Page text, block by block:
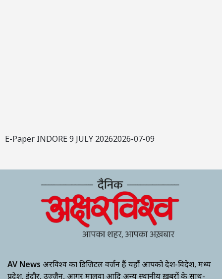
E-Paper INDORE 9 JULY 20262026-07-09
AV News अक्षरविश्व का डिजिटल वर्जन हैं यहाँ आपको देश-विदेश, मध्य
प्रदेश, इंदौर, उज्जैन, आगर मालवा आदि अन्य स्थानीय ख़बरों के साथ-